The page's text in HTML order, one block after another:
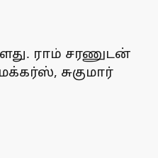
ராம் சரணுடன்
சுகுமார்